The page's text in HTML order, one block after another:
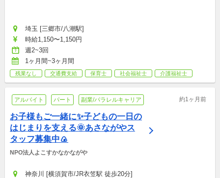
埼玉 [三郷市/八潮駅]
時給1,150〜1,150円
週2~3回
1ヶ月間~3ヶ月間
残業なし 交通費支給 保育士 社会福祉士 介護福祉士
アルバイト パート 副業/パラレルキャリア 約1ヶ月前
お子様もご一緒に✨子どもの一日の
はじまりを支える🌞あさながやス
タッフ募集中🍙
NPO法人よこすかなかながや
神奈川 [横須賀市/JR衣笠駅 徒歩20分]